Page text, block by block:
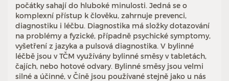
počátky sahají do hluboké minulosti. Jedná se o
komplexní přístup k člověku, zahrnuje prevenci,
diagnostiku i léčbu. Diagnostika má složky dotazování
na problémy a fyzické, případně psychické symptomy,
vyšetření z jazyka a pulsová diagnostika. V bylinné
léčbě jsou v TČM využívány bylinné směsy v tabletách,
čajích, nebo hotové odvary. Bylinné směsy jsou velmi
silné a účinné, v Číně jsou používané stejně jako u nás
Hodnoceno: 7× Profil terapeuta